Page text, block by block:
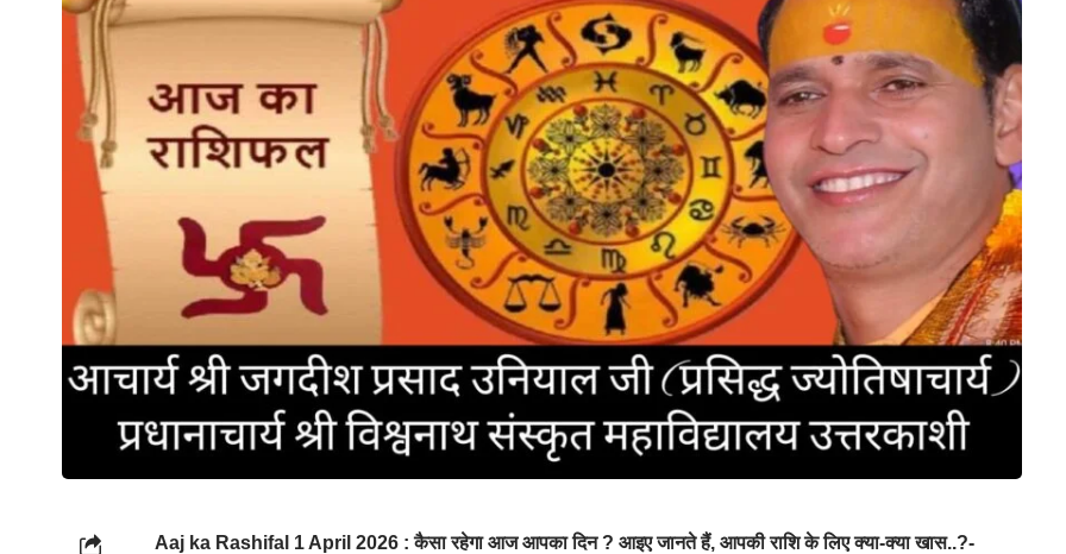
Aaj ka Rashifal 1 April 2026 : कैसा रहेगा आज आपका दिन ? आइए जानते हैं, आपकी राशि के लिए क्या-क्या खास..?-